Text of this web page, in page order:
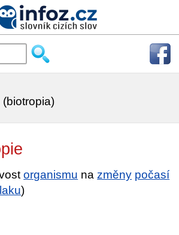
(biotropia)
organismu nazměny počasí
)